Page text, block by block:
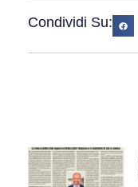
Condividi Su: